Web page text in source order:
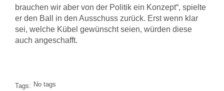
brauchen wir aber von der Politik ein Konzept“, spielte
er den Ball in den Ausschuss zurück. Erst wenn klar
sei, welche Kübel gewünscht seien, würden diese
auch angeschafft.
Tags: No tags